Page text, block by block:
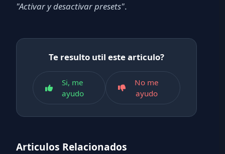
"Activar y desactivar presets".
Te resulto util este articulo?
Si, me
ayudo
No me
ayudo
Articulos Relacionados